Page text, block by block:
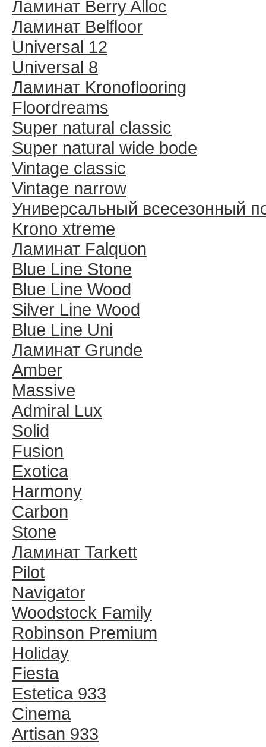
Ламинат Berry Alloc
Ламинат Belfloor
Universal 12
Universal 8
Ламинат Kronoflooring
Floordreams
Super natural classic
Super natural wide bode
Vintage classic
Vintage narrow
Универсальный всесезонный
Krono xtreme
Ламинат Falquon
Blue Line Stone
Blue Line Wood
Silver Line Wood
Blue Line Uni
Ламинат Grunde
Amber
Massive
Admiral Lux
Solid
Fusion
Exotica
Harmony
Carbon
Stone
Ламинат Tarkett
Pilot
Navigator
Woodstock Family
Robinson Premium
Holiday
Fiesta
Estetica 933
Cinema
Artisan 933